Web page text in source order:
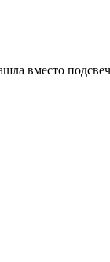
вместо